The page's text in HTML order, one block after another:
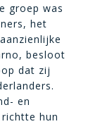
groep was
het
besloot
dat zij
en
hun